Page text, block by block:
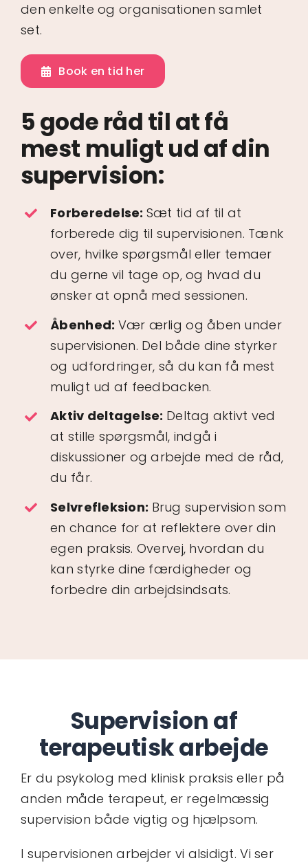
den enkelte og organisationen samlet
set.
Book en tid her
5 gode råd til at få
mest muligt ud af din
supervision:
Forberedelse: Sæt tid af til at
forberede dig til supervisionen. Tænk
over, hvilke spørgsmål eller temaer
du gerne vil tage op, og hvad du
ønsker at opnå med sessionen.
Åbenhed: Vær ærlig og åben under
supervisionen. Del både dine styrker
og udfordringer, så du kan få mest
muligt ud af feedbacken.
Aktiv deltagelse: Deltag aktivt ved
at stille spørgsmål, indgå i
diskussioner og arbejde med de råd,
du får.
Selvrefleksion: Brug supervision som
en chance for at reflektere over din
egen praksis. Overvej, hvordan du
kan styrke dine færdigheder og
forbedre din arbejdsindsats.
Supervision af
terapeutisk arbejde
Er du psykolog med klinisk praksis eller på
anden måde terapeut, er regelmæssig
supervision både vigtig og hjælpsom.
I supervisionen arbejder vi alsidigt. Vi ser